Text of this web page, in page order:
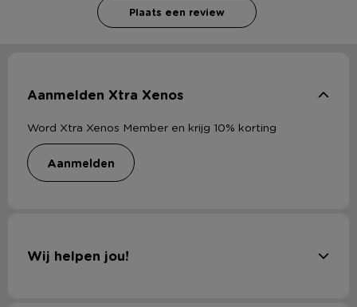
Plaats een review
Aanmelden Xtra Xenos
Word Xtra Xenos Member en krijg 10% korting
aanmelden
Wij helpen jou!